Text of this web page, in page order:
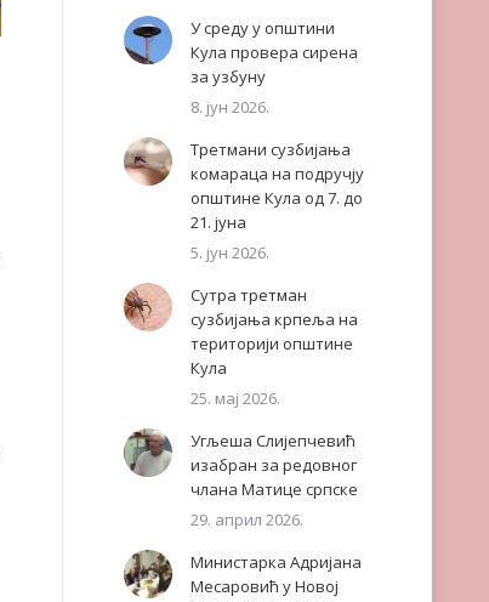
У среду у општини
Кула провера сирена
за узбуну
8. јун 2026.
Третмани сузбијања
комараца на подручју
општине Кула од 7. до
21. јуна
5. јун 2026.
Сутра третман
сузбијања крпеља на
територији општине
Кула
25. мај 2026.
Угљеша Слијепчевић
изабран за редовног
члана Матице српске
29. април 2026.
Министарка Адријана
Месаровић у Новој